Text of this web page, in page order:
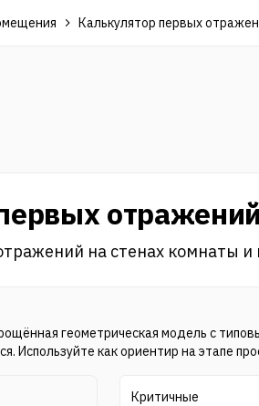
Калькулятор первых
отражений
на стенах комнаты и
геометрическая модель с
Используйте как ориентир на этапе
Сводка
Критичные